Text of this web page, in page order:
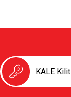
KALE Kilit